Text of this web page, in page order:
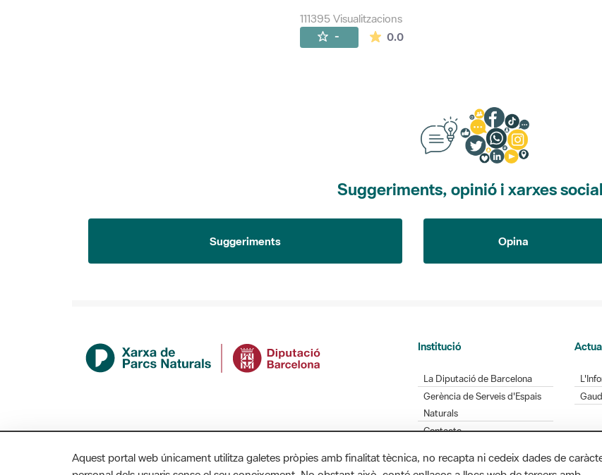
111395 Visualitzacions
- 0.0La mitjana de les valoracions és de 0
Suggeriments, opinió i xarxes
Suggeriments Opina
Institució
La Diputació de Barcelona
Gerència de Serveis d'Espais
Naturals
Contacte
Aquest portal web únicament utilitza galetes pròpies amb finalitat tècnica, no recapta ni cedeix dades de